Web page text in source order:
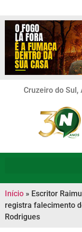
Cruzeiro do Sul,
Início » Escritor
registra falecimento
Rodrigues